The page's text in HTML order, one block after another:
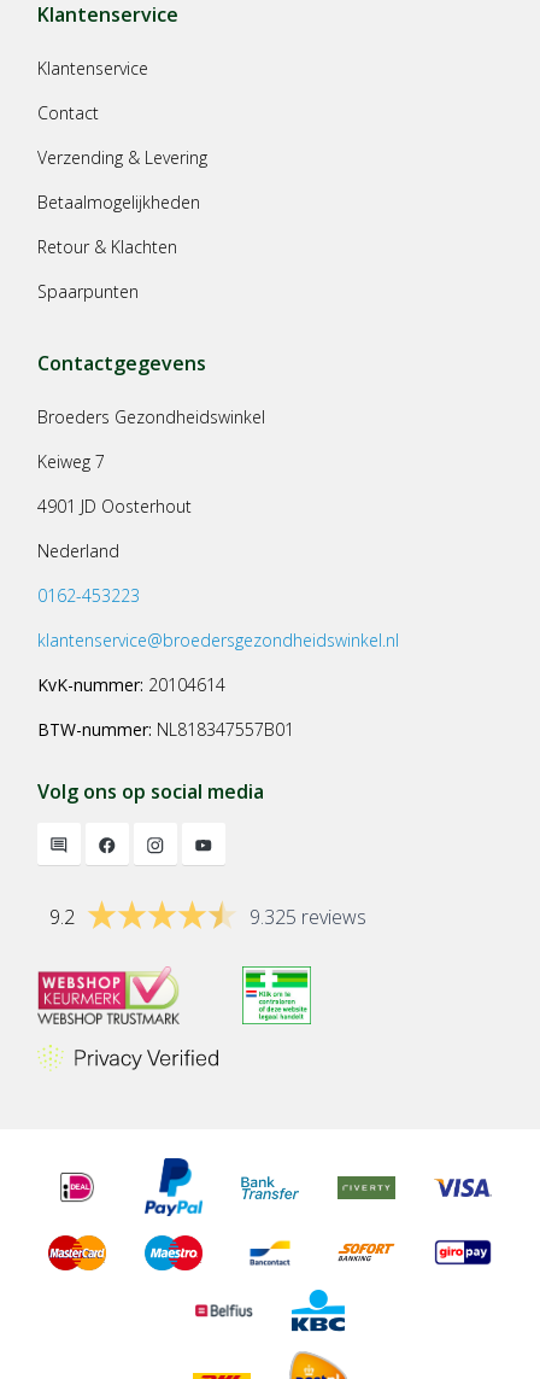
Klantenservice
Klantenservice
Contact
Verzending & Levering
Betaalmogelijkheden
Retour & Klachten
Spaarpunten
Contactgegevens
Broeders Gezondheidswinkel
Keiweg 7
4901 JD Oosterhout
Nederland
0162-453223
klantenservice@broedersgezondheidswinkel.nl
KvK-nummer: 20104614
BTW-nummer: NL818347557B01
Volg ons op social media
9.2 9.325 reviews